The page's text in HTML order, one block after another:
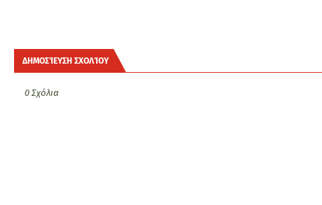
ΔΗΜΟΣΊΕΥΣΗ ΣΧΟΛΊΟΥ
0 Σχόλια